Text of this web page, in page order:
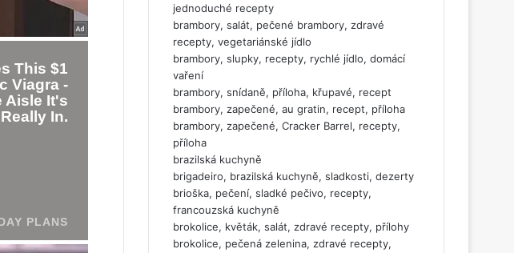
jednoduché recepty
brambory, salát, pečené brambory, zdravé
recepty, vegetariánské jídlo
brambory, slupky, recepty, rychlé jídlo, domácí
vaření
brambory, snídaně, příloha, křupavé, recept
brambory, zapečené, au gratin, recept, příloha
brambory, zapečené, Cracker Barrel, recepty,
příloha
brazilská kuchyně
brigadeiro, brazilská kuchyně, sladkosti, dezerty
brioška, pečení, sladké pečivo, recepty,
francouzská kuchyně
brokolice, květák, salát, zdravé recepty, přílohy
brokolice, pečená zelenina, zdravé recepty,